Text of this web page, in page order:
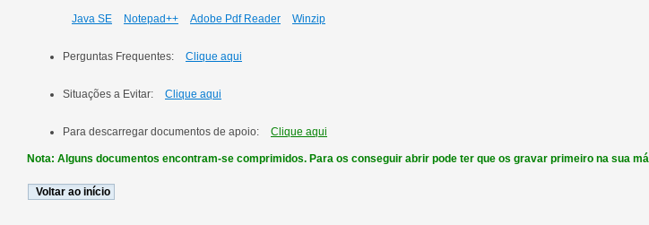
Java SE
Notepad++ Adobe Pdf Reader Winzip
Perguntas Frequentes: Clique aqui
Situações a Evitar: Clique aqui
Para descarregar documentos de apoio: Clique aqui
Nota: Alguns documentos encontram-se comprimidos. Para os conseguir abrir pode ter que os gravar primeiro na sua